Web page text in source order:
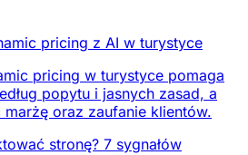
pricing z AI w turystyce
pricing w turystyce pomaga
popytu i jasnych zasad, a
oraz zaufanie klientów.
stronę? 7 sygnałów